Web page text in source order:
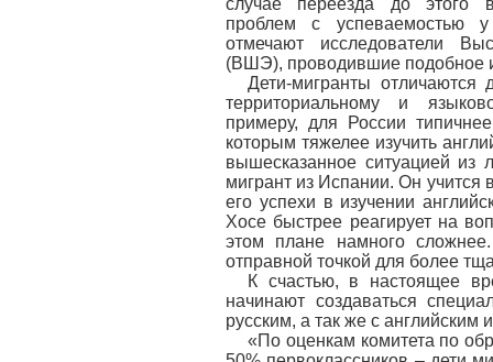
случае переезда до этого
проблем с успеваемостью
отмечают исследователи
(ВШЭ), проводившие подобное
Дети-мигранты отличаются
территориальному и
примеру, для России
которым тяжелее изучить
вышесказанное ситуацией
мигрант из Испании. Он учится
его успехи в изучении
Хосе быстрее реагирует на
этом плане намного
отправной точкой для более
К счастью, в настоящее
начинают создаваться
русским, а так же с английским
«По оценкам комитета по